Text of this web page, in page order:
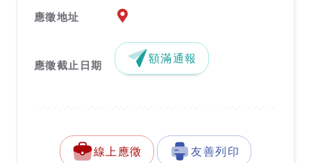
應徵地址 應徵地址地圖『另開新視窗』
應徵截止日期 額滿通報
線上應徵 友善列印